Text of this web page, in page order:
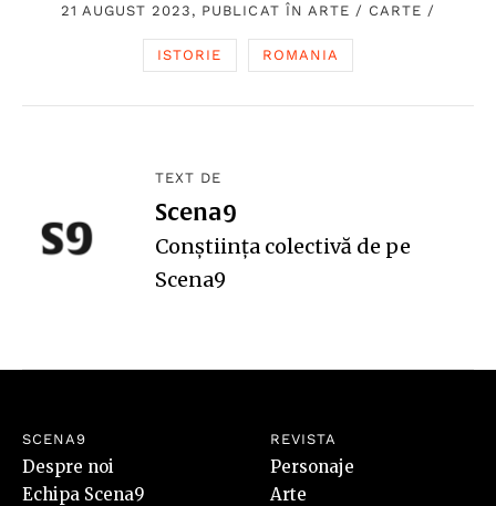
21 AUGUST 2023, PUBLICAT ÎN ARTE / CARTE /
ISTORIE ROMANIA
TEXT DE
Scena9
Conștiința colectivă de pe
Scena9
SCENA9
Despre noi
Echipa Scena9
REVISTA
Personaje
Arte